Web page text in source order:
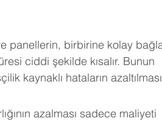
panellerin, birbirine kolay
ciddi şekilde kısalır. Bunun
kaynaklı hataların
azalması sadece maliyeti